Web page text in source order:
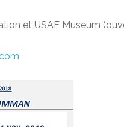
et USAF Museum